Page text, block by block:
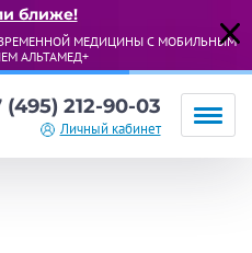
ближе!
МЕДИЦИНЫ С МОБИЛЬНЫМ
АЛЬТАМЕД+
(495) 212-90-03
Личный кабинет